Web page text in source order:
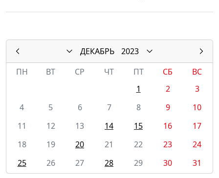
ДЕКАБРЬ
2023
ПН
ВТ СР ЧТ ПТ СБ
ВС
1
2
3
4
5 6 7 8 9
10
11
12 13 14 15 16
17
18
19 20 21 22 23
24
25
26 27 28 29 30 31